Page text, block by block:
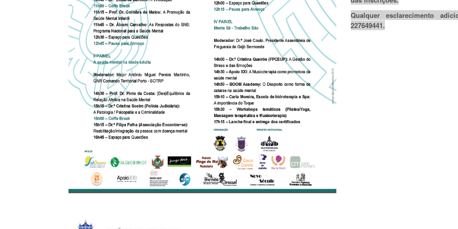
Qualquer esclarecimento
227649441.